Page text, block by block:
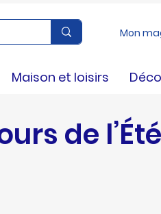
Mon
Maison et loisirs
de